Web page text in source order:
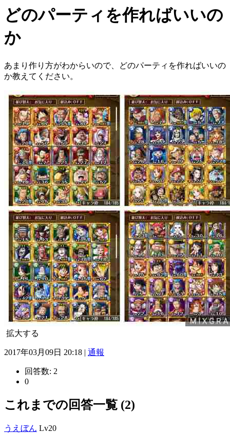
どのパーティを作ればいいの
か
あまり作り方がわからいので、どのパーティを作ればいいの
か教えてください。
拡大する
2017年03月09日 20:18 | 通報
回答数: 2
0
これまでの回答一覧 (2)
うえぼん Lv20